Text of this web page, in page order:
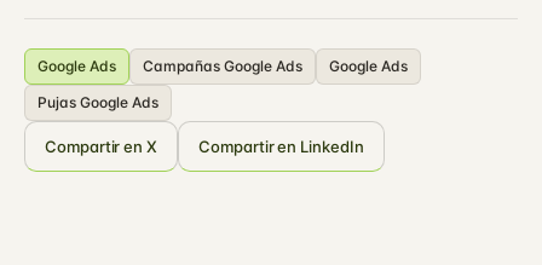
Google Ads Campañas Google Ads
Google Ads
Pujas Google Ads
Compartir en X Compartir en LinkedIn